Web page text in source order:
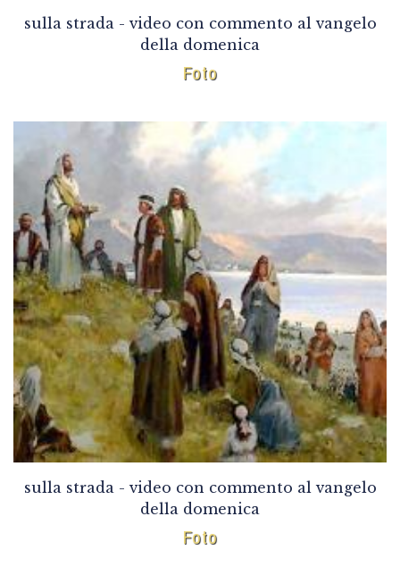
sulla strada - video con commento al vangelo
della domenica
Foto
sulla strada - video con commento al vangelo
della domenica
Foto